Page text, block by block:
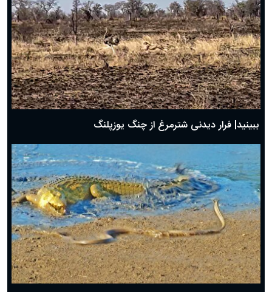
ببینید| فرار دیدنی شترمرغ از چنگ یوزپلنگ